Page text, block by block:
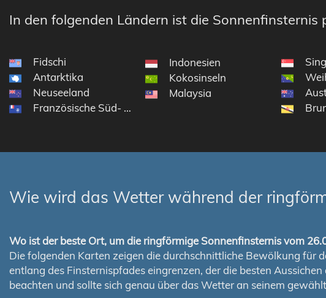
In den folgenden Ländern ist die Sonnenfinsternis
Fidschi
Antarktika
Neuseeland
Französische Süd- und Antarktisgebiete
Indonesien
Kokosinseln
Malaysia
Wie wird das Wetter während der
Wo ist der beste Ort, um die ringförmige Sonnenfinsternis vom
Die folgenden Karten zeigen die durchschnittliche Bewölkung für
entlang des Finsternispfades eingrenzen, der die besten
beachten und sollte sich genau über das Wetter an seinem